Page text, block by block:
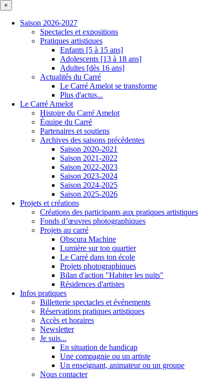
×
Saison 2026-2027
Spectacles et expositions
Pratiques artistiques
Enfants [5 à 15 ans]
Adolescents [13 à 18 ans]
Adultes [dès 16 ans]
Actualités du Carré
Le Carré Amelot se transforme
Plus d'actus...
Le Carré Amelot
Histoire du Carré Amelot
Équipe du Carré
Partenaires et soutiens
Archives des saisons précédentes
Saison 2020-2021
Saison 2021-2022
Saison 2022-2023
Saison 2023-2024
Saison 2024-2025
Saison 2025-2026
Projets et créations
Créations des participants aux pratiques artistiques
Fonds d’œuvres photographiques
Projets au carré
Obscura Machine
Lumière sur ton quartier
Le Carré dans ton école
Projets photographiques
Bilan d'action "Habiter les nuits"
Résidences d'artistes
Infos pratiques
Billetterie spectacles et événements
Réservations pratiques artistiques
Accès et horaires
Newsletter
Je suis...
En situation de handicap
Une compagnie ou un artiste
Un enseignant, animateur ou un groupe
Nous contacter